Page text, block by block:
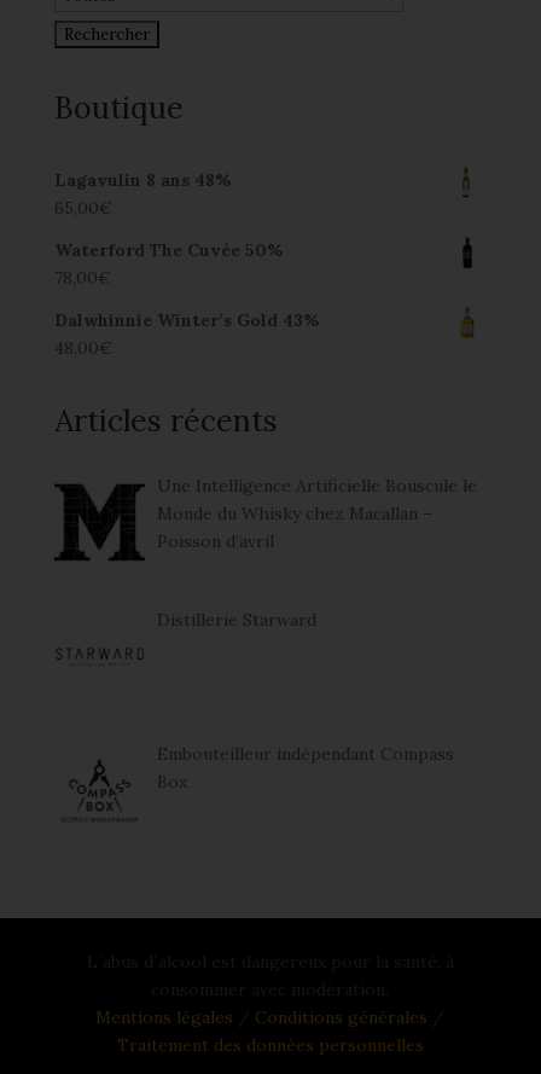
Boutique
Lagavulin 8 ans 48%
65,00€
Waterford The Cuvée 50%
78,00€
Dalwhinnie Winter’s Gold 43%
48,00€
Articles récents
Une Intelligence Artificielle Bouscule le
Monde du Whisky chez Macallan –
Poisson d’avril
Distillerie Starward
Embouteilleur indépendant Compass
Box
Mentions légales
Conditions générales
Traitement des données personnelles